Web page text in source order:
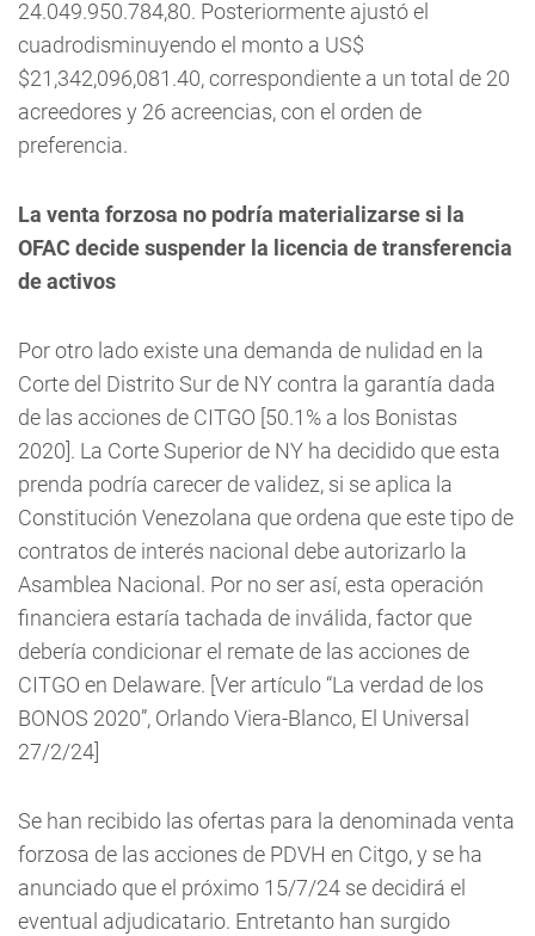
24.049.950.784,80. Posteriormente ajustó el
cuadrodisminuyendo el monto a US$
$21,342,096,081.40, correspondiente a un total de 20
acreedores y 26 acreencias, con el orden de
preferencia.
La venta forzosa no podría materializarse si la
OFAC decide suspender la licencia de transferencia
de activos
Por otro lado existe una demanda de nulidad en la
Corte del Distrito Sur de NY contra la garantía dada
de las acciones de CITGO [50.1% a los Bonistas
2020]. La Corte Superior de NY ha decidido que esta
prenda podría carecer de validez, si se aplica la
Constitución Venezolana que ordena que este tipo de
contratos de interés nacional debe autorizarlo la
Asamblea Nacional. Por no ser así, esta operación
financiera estaría tachada de inválida, factor que
debería condicionar el remate de las acciones de
CITGO en Delaware. [Ver artículo “La verdad de los
BONOS 2020”, Orlando Viera-Blanco, El Universal
27/2/24]
Se han recibido las ofertas para la denominada venta
forzosa de las acciones de PDVH en Citgo, y se ha
anunciado que el próximo 15/7/24 se decidirá el
eventual adjudicatario. Entretanto han surgido